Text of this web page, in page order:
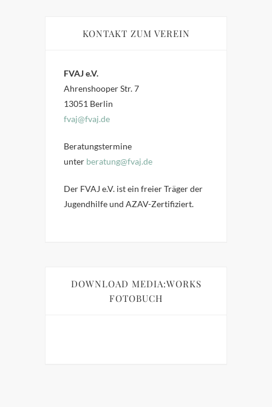
KONTAKT ZUM VEREIN
FVAJ e.V.
Ahrenshooper Str. 7
13051 Berlin
fvaj@fvaj.de
Beratungstermine
unter beratung@fvaj.de
Der FVAJ e.V. ist ein freier Träger der
Jugendhilfe und AZAV-Zertifiziert.
DOWNLOAD MEDIA:WORKS
FOTOBUCH